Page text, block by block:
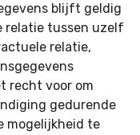
blijft geldig
relatie tussen uzelf
relatie,
recht voor om
gedurende
mogelijkheid te